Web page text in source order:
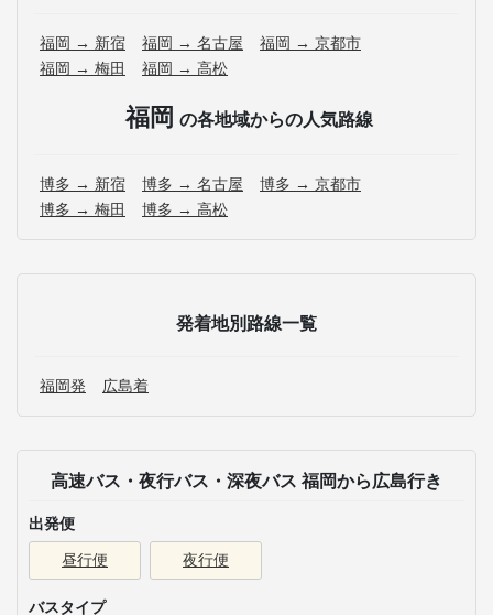
福岡 → 新宿 福岡 → 名古屋
福岡 → 京都市
福岡 → 梅田
福岡 → 高松
福岡 の各地域からの人気路線
博多 → 新宿 博多 → 名古屋
博多 → 京都市
博多 → 梅田
博多 → 高松
発着地別路線一覧
福岡発 広島着
高速バス・夜行バス・深夜バス 福岡から広島行き
出発便
昼行便 夜行便
バスタイプ